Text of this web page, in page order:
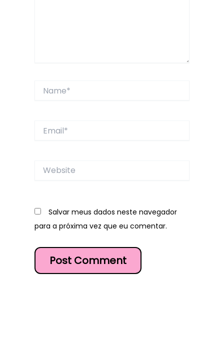
Website
Salvar meus dados neste navegador
para a próxima vez que eu comentar.